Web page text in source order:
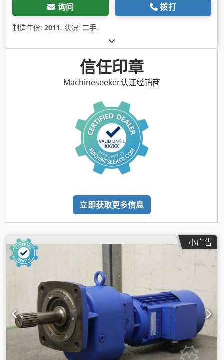
询问 拨打
制造年份: 2011, 状况: 二手,
信任印章
Machineseeker认证经销商
立即获取更多信息
小广告